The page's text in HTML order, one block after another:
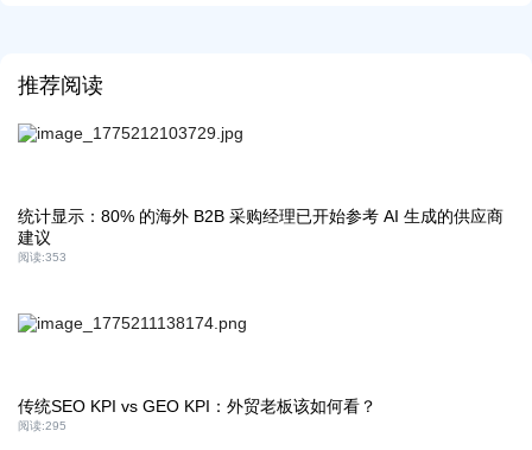
推荐阅读
统计显示：80% 的海外 B2B 采购经理已开始参考 AI 生成的供应商
建议
阅读:353
传统SEO KPI vs GEO KPI：外贸老板该如何看？
阅读:295